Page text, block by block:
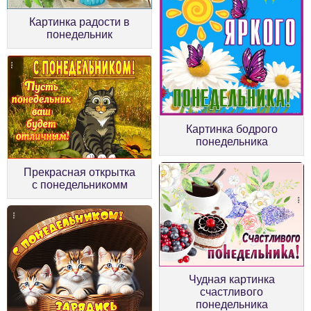
Картинка радости в
понедельник
Картинка бодрого
понедельника
Прекрасная открытка
с понедельникомм
Чудная картинка
счастливого
понедельника